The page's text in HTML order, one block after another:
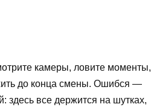
камеры, ловите моменты,
до конца смены. Ошибся —
здесь все держится на шутках,